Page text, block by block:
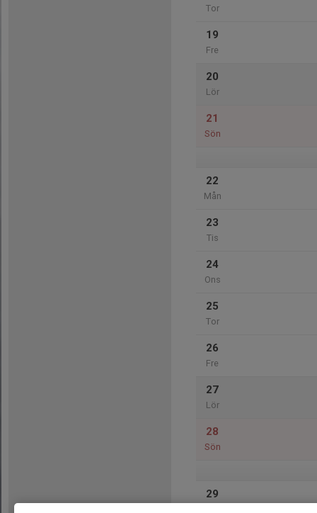
Tor
19
Fre
20
Lör
21
Sön
22
Mån
23
Tis
24
Ons
25
Tor
26
Fre
27
Lör
28
Sön
29